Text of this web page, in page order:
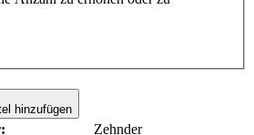
hinzufügen
Zehnder